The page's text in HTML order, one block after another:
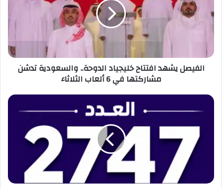
ص
ه
ت
ي
الفيصل يشهد افتتاح خليجياد الدوحة.. والسعودية تدشن
مشاركتها في 6 ألعاب الثلاثاء
*